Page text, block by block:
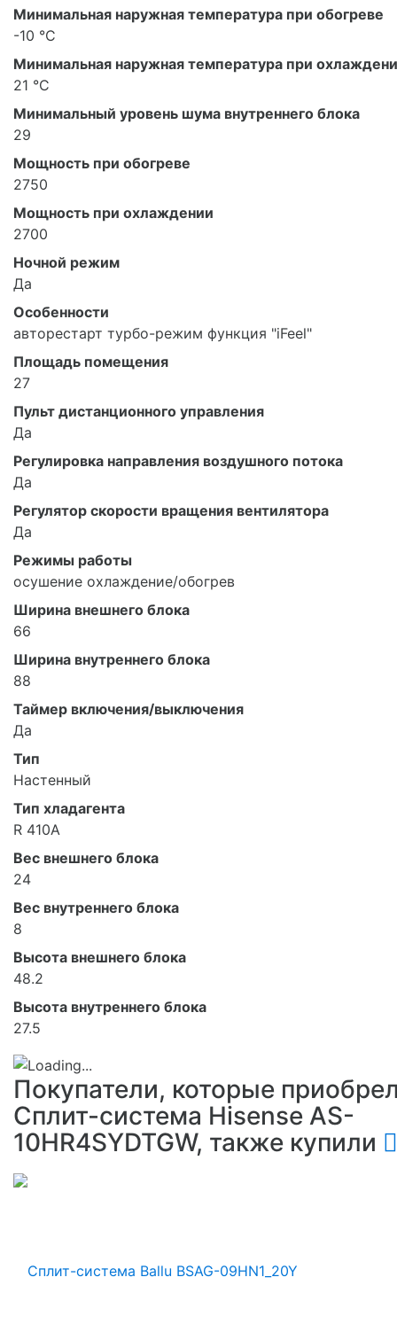
Минимальная наружная температура при обогреве
-10 °С
Минимальная наружная температура при
21 °С
Минимальный уровень шума внутреннего блока
29
Мощность при обогреве
2750
Мощность при охлаждении
2700
Ночной режим
Да
Особенности
авторестарт турбо-режим функция "iFeel"
Площадь помещения
27
Пульт дистанционного управления
Да
Регулировка направления воздушного потока
Да
Регулятор скорости вращения вентилятора
Да
Режимы работы
осушение охлаждение/обогрев
Ширина внешнего блока
66
Ширина внутреннего блока
88
Таймер включения/выключения
Да
Тип
Настенный
Тип хладагента
R 410A
Вес внешнего блока
24
Вес внутреннего блока
8
Высота внешнего блока
48.2
Высота внутреннего блока
27.5
Покупатели, которые
Сплит-система Hisense AS-
10HR4SYDTGW, также купили